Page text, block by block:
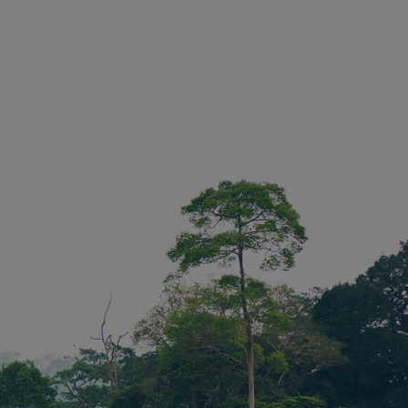
und die
wenn es
um seine